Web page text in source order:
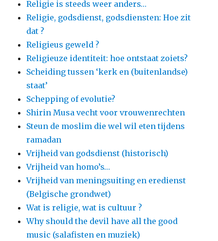
Religie is steeds weer anders…
Religie, godsdienst, godsdiensten: Hoe zit
dat ?
Religieus geweld ?
Religieuze identiteit: hoe ontstaat zoiets?
Scheiding tussen ‘kerk en (buitenlandse)
staat’
Schepping of evolutie?
Shirin Musa vecht voor vrouwenrechten
Steun de moslim die wel wil eten tijdens
ramadan
Vrijheid van godsdienst (historisch)
Vrijheid van homo’s…
Vrijheid van meningsuiting en eredienst
(Belgische grondwet)
Wat is religie, wat is cultuur ?
Why should the devil have all the good
music (salafisten en muziek)